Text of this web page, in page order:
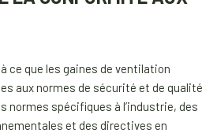
ce que les gaines de ventilation
aux normes de sécurité et de qualité
normes spécifiques à l’industrie, des
et des directives en